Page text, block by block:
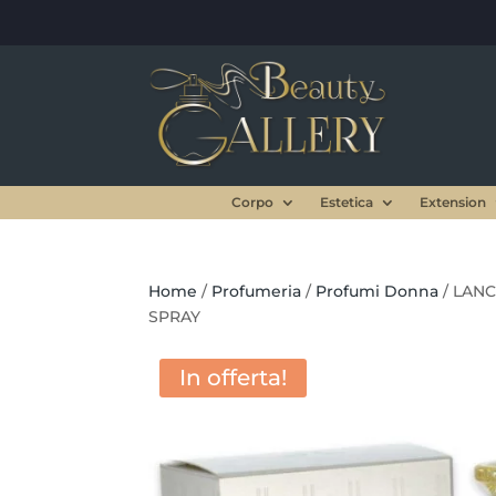
Corpo Estetica Extension
Home / Profumeria / Profumi Donna /
SPRAY
In offerta!